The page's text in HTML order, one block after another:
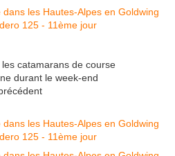
catamarans de course
durant le week-end